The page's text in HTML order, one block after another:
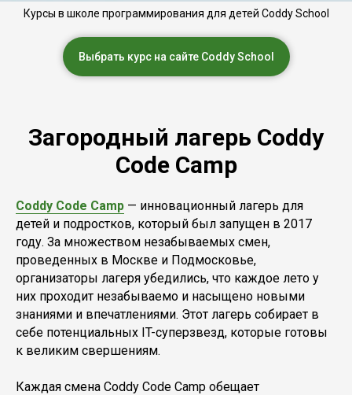
Курсы в школе программирования для детей Coddy School
Выбрать курс на сайте Coddy School
Загородный лагерь Coddy
Code Camp
Coddy Code Camp — инновационный лагерь для
детей и подростков, который был запущен в 2017
году. За множеством незабываемых смен,
проведенных в Москве и Подмосковье,
организаторы лагеря убедились, что каждое лето у
них проходит незабываемо и насыщено новыми
знаниями и впечатлениями. Этот лагерь собирает в
себе потенциальных IT-суперзвезд, которые готовы
к великим свершениям.
Каждая смена Coddy Code Camp обещает